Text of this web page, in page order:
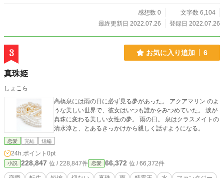
感想数 0
文字数 6,104
最終更新日 2022.07.26
登録日 2022.07.26
3 お気に入り追加 6
真珠姫
しょこら
高橋泉には雨の日に必ず見る夢があった。 アクアマリン のよ
うな美しい世界で、彼女はいつも誰かをみつめていた。 涙が
真珠に変わる美しい女性の夢。 雨の日。 泉はクラスメイトの
清水淳と、とあるきっかけから親しく話すようになる。
恋愛 完結 短編
24h.ポイント 0pt
小説 228,847 位 / 228,847件 恋愛 66,372 位 / 66,372件